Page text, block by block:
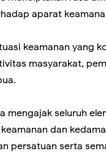
aparat
keamanan yang
masyarakat,
mengajak seluruh
dan
persatuan serta